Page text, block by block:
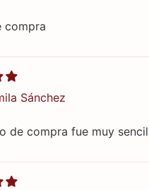
compra
Sánchez
de compra fue muy